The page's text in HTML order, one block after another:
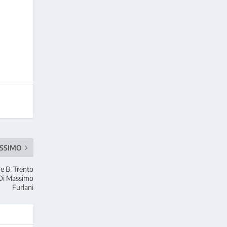
B, Trento
Massimo
Furlani